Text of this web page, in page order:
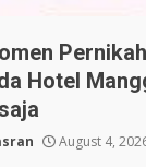
Hotel
August 4,